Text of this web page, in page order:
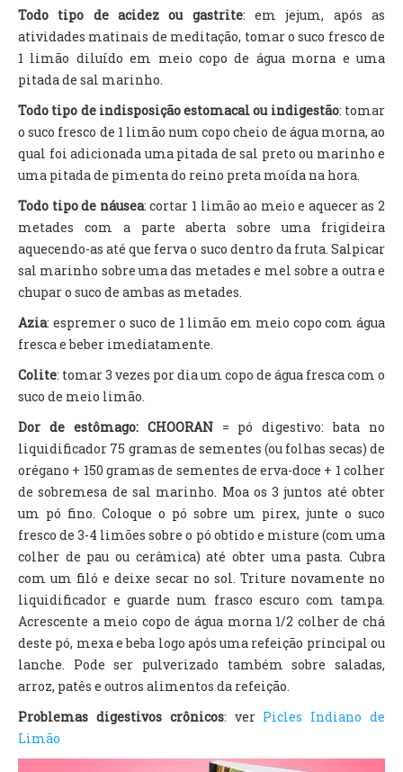
Todo tipo de acidez ou gastrite: em jejum, após as
atividades matinais de meditação, tomar o suco fresco de
1 limão diluído em meio copo de água morna e uma
pitada de sal marinho.
Todo tipo de indisposição estomacal ou indigestão: tomar
o suco fresco de 1 limão num copo cheio de água morna, ao
qual foi adicionada uma pitada de sal preto ou marinho e
uma pitada de pimenta do reino preta moída na hora.
Todo tipo de náusea: cortar 1 limão ao meio e aquecer as 2
metades com a parte aberta sobre uma frigideira
aquecendo-as até que ferva o suco dentro da fruta. Salpicar
sal marinho sobre uma das metades e mel sobre a outra e
chupar o suco de ambas as metades.
Azia: espremer o suco de 1 limão em meio copo com água
fresca e beber imediatamente.
Colite: tomar 3 vezes por dia um copo de água fresca com o
suco de meio limão.
Dor de estômago: CHOORAN= pó digestivo: bata no
liquidificador 75 gramas de sementes (ou folhas secas) de
orégano + 150 gramas de sementes de erva-doce + 1 colher
de sobremesa de sal marinho. Moa os 3 juntos até obter
um pó fino. Coloque o pó sobre um pirex, junte o suco
fresco de 3-4 limões sobre o pó obtido e misture (com uma
colher de pau ou cerâmica) até obter uma pasta. Cubra
com um filó e deixe secar no sol. Triture novamente no
liquidificador e guarde num frasco escuro com tampa.
Acrescente a meio copo de água morna 1/2 colher de chá
deste pó, mexa e beba logo após uma refeição principal ou
lanche. Pode ser pulverizado também sobre saladas,
arroz, patês e outros alimentos da refeição.
Problemas digestivos crônicos: ver Picles Indiano de
Limão